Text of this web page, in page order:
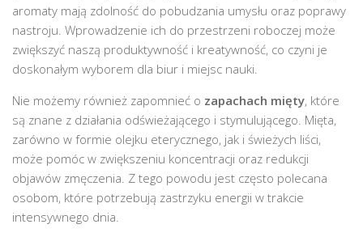
aromaty mają zdolność do pobudzania umysłu oraz poprawy
nastroju. Wprowadzenie ich do przestrzeni roboczej może
zwiększyć naszą produktywność i kreatywność, co czyni je
doskonałym wyborem dla biur i miejsc nauki.
Nie możemy również zapomnieć o zapachach mięty, które
są znane z działania odświeżającego i stymulującego. Mięta,
zarówno w formie olejku eterycznego, jak i świeżych liści,
może pomóc w zwiększeniu koncentracji oraz redukcji
objawów zmęczenia. Z tego powodu jest często polecana
osobom, które potrzebują zastrzyku energii w trakcie
intensywnego dnia.